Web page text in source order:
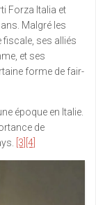
Forza Italia et
Malgré les
ses alliés
et ses
forme de fair-
époque en Italie.
de
[3] [4]